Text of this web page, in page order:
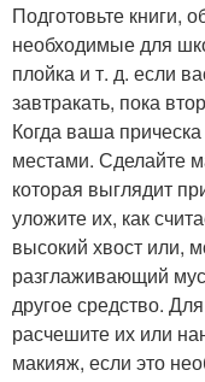
Подготовьте книги,
необходимые для
плойка и т. д. если
завтракать, пока
Когда ваша
местами. Сделайте
которая выглядит
уложите их, как
высокий хвост или,
разглаживающий
другое средство.
расчешите их или
макияж, если это